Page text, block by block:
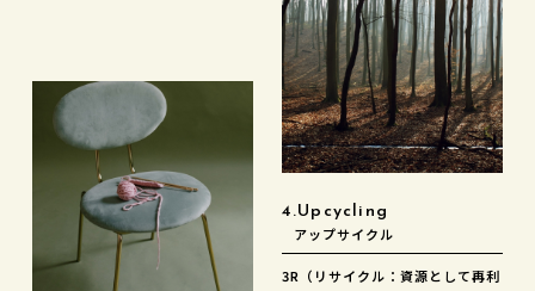
4.Upcycling
アップサイクル
3R（リサイクル：資源として再利